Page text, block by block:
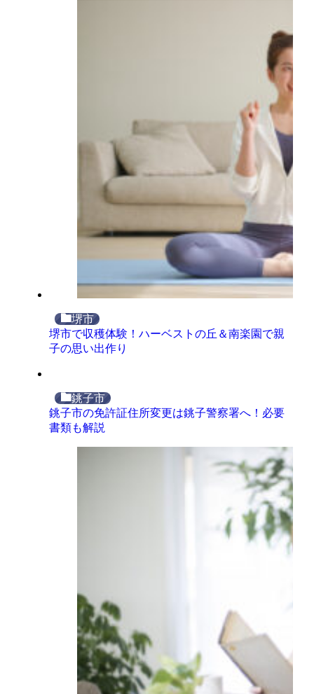
堺市
堺市で収穫体験！ハーベストの丘＆南楽園で親
子の思い出作り
銚子市
銚子市の免許証住所変更は銚子警察署へ！必要
書類も解説